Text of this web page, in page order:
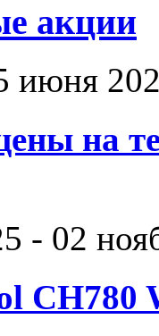
акции
июня
на
- 02
CH780